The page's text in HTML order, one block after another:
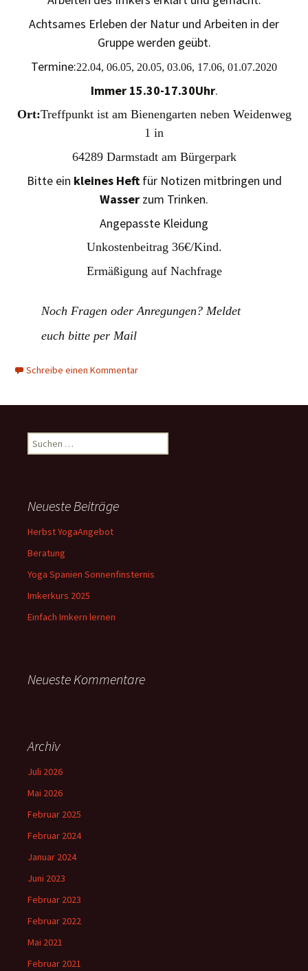
Achtsames Erleben der Natur und Arbeiten in der
Gruppe werden geübt.
Termine:22.04, 06.05, 20.05, 03.06, 17.06, 01.07.2020
Immer 15.30-17.30Uhr.
Ort:Treffpunkt ist am Bienengarten neben Weidenweg
1 in
64289 Darmstadt am Bürgerpark
Bitte ein kleines Heftfür Notizen mitbringen und
Wasser zum Trinken.
Angepasste Kleidung
Unkostenbeitrag 36€/Kind.
Ermäßigung auf Nachfrage
Noch Fragen oder Anregungen? Meldet
euch bitte per Mail
Schreibe einen Kommentar
Suchen
nach:
Neueste Beiträge
Herbst YogaAngebot
Beratung
Yoga Spanien Sonnenfinsternis
Imkerkurs 2025
Einfach Imkern lernen
Neueste Kommentare
Archiv
Juli 2026
Mai 2026
Februar 2025
Februar 2024
Januar 2024
Juni 2023
Februar 2023
Februar 2022
Mai 2021
Februar 2021